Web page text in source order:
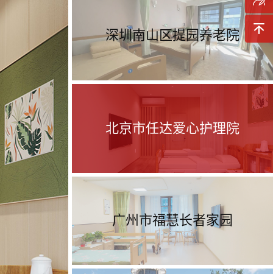
深圳南山区提园养老院
北京市任达爱心护理院
广州市福慧长者家园
预约参
观
返回顶
部